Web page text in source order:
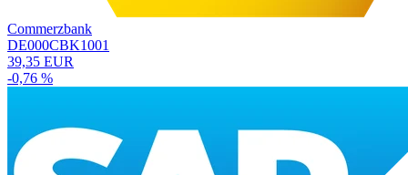
Commerzbank
DE000CBK1001
39,35 EUR
-0,76 %